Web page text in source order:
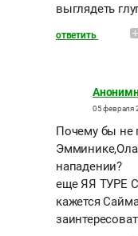
выглядеть
ответить
05 февраля
Почему бы не
нападении?
еще ЯЯ ТУРЕ
кажется